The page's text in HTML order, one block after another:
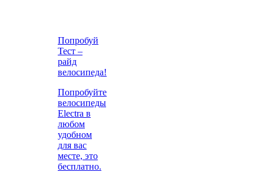
Попробуй
Тест –
райд
велосипеда!
Попробуйте
велосипеды
Electra в
любом
удобном
для вас
месте, это
бесплатно.